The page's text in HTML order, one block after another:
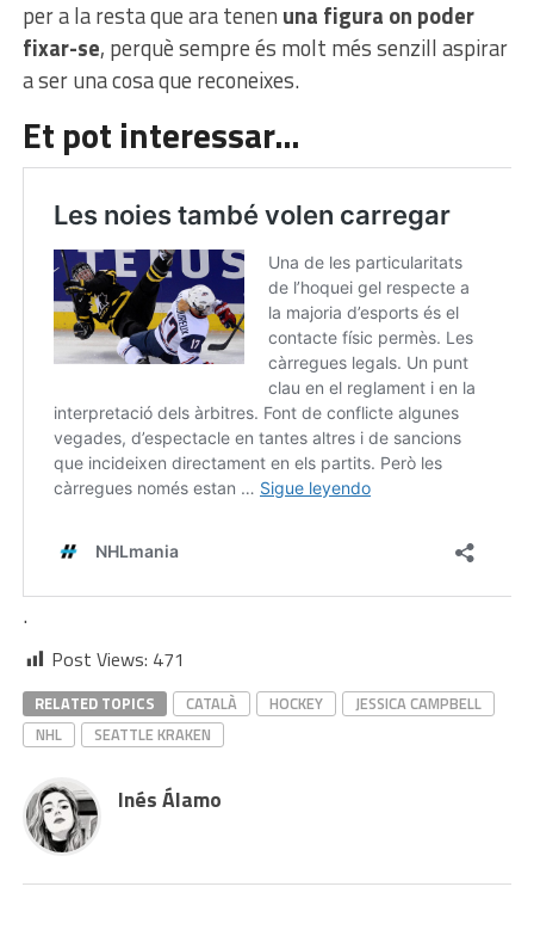
per a la resta que ara tenen una figura on poder
fixar-se, perquè sempre és molt més senzill aspirar
a ser una cosa que reconeixes.
Et pot interessar…
.
Post Views: 471
RELATED TOPICS CATALÀ HOCKEY
JESSICA CAMPBELL
NHL
SEATTLE KRAKEN
Inés Álamo